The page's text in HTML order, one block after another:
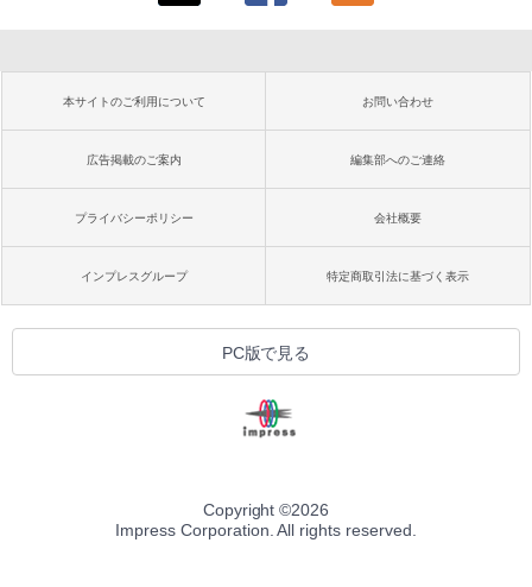
本サイトのご利用について お問い合わせ
広告掲載のご案内 編集部へのご連絡
プライバシーポリシー 会社概要
インプレスグループ 特定商取引法に基づく表示
PC版で見る
Copyright ©2026
Impress Corporation. All rights reserved.